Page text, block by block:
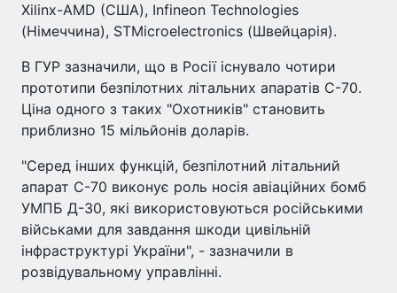
Xilinx-AMD (США), Infineon Technologies
(Німеччина), STMicroelectronics (Швейцарія).
В ГУР зазначили, що в Росії існувало чотири
прототипи безпілотних літальних апаратів С-70.
Ціна одного з таких "Охотників" становить
приблизно 15 мільйонів доларів.
"Серед інших функцій, безпілотний літальний
апарат С-70 виконує роль носія авіаційних бомб
УМПБ Д-30, які використовуються російськими
військами для завдання шкоди цивільній
інфраструктурі України", - зазначили в
розвідувальному управлінні.